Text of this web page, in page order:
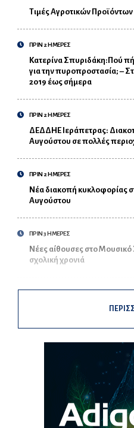
Τιμές Αγροτικών
ΠΡΙΝ 2 ΗΜΕΡΕΣ
Κατερίνα Σπυριδάκη:Πού
για την πυροπροστασία; –
2019 έως σήμερα
ΠΡΙΝ 2 ΗΜΕΡΕΣ
ΔΕΔΔΗΕ Ιεράπετρας:
Αυγούστου σε πολλές
ΠΡΙΝ 2 ΗΜΕΡΕΣ
Νέα διακοπή κυκλοφορίας
Αυγούστου
ΠΡΙΝ 3 ΗΜΕΡΕΣ
Νέες αίθουσες στο Μουσικό
σχολική χρονιά